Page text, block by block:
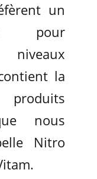
un
pour
la
nous
Nitro